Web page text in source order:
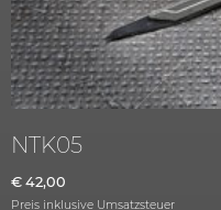
NTK05
€ 42,00
Preis inklusive Umsatzsteuer